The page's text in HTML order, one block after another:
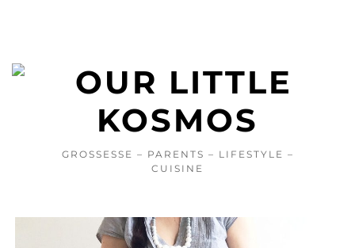
GROSSESSE – PARENTS – LIFESTYLE –
CUISINE